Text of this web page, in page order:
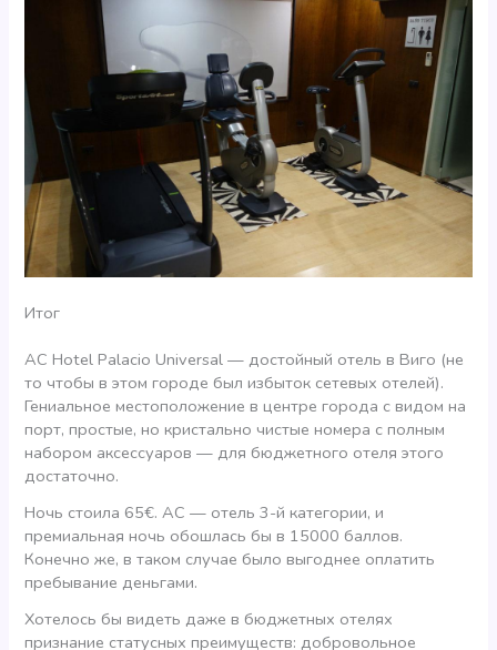
Итог
AC Hotel Palacio Universal — достойный отель в Виго (не
то чтобы в этом городе был избыток сетевых отелей).
Гениальное местоположение в центре города с видом на
порт, простые, но кристально чистые номера с полным
набором аксессуаров — для бюджетного отеля этого
достаточно.
Ночь стоила 65€. АС — отель 3-й категории, и
премиальная ночь обошлась бы в 15000 баллов.
Конечно же, в таком случае было выгоднее оплатить
пребывание деньгами.
Хотелось бы видеть даже в бюджетных отелях
признание статусных преимуществ: добровольное